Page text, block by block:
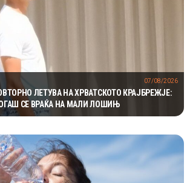
ЛЕТУВА НА ХРВАТСКОТО КРАЈБРЕЖЈЕ:
СЕ ВРАЌА НА МАЛИ ЛОШИЊ
07/08/2026